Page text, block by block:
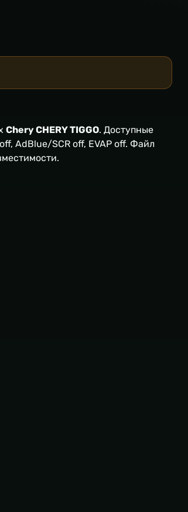
Chery CHERY TIGGO. Доступные
AdBlue/SCR off, EVAP off. Файл